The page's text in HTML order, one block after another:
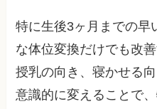
特に生後3ヶ月までの早
な体位変換だけでも改
授乳の向き、寝かせる
意識的に変えることで